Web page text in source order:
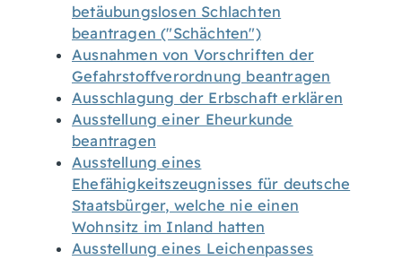
betäubungslosen Schlachten
beantragen ("Schächten")
Ausnahmen von Vorschriften der
Gefahrstoffverordnung beantragen
Ausschlagung der Erbschaft erklären
Ausstellung einer Eheurkunde
beantragen
Ausstellung eines
Ehefähigkeitszeugnisses für deutsche
Staatsbürger, welche nie einen
Wohnsitz im Inland hatten
Ausstellung eines Leichenpasses